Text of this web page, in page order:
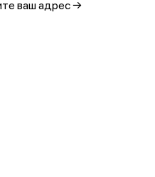
ваш адрес →